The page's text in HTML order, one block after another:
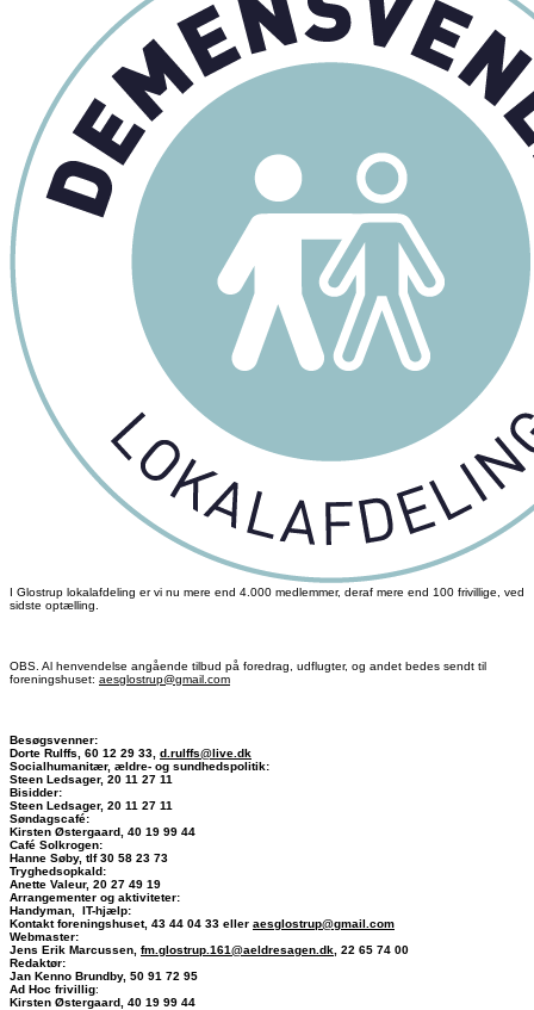
I Glostrup lokalafdeling er vi nu mere end 4.000 medlemmer, deraf mere end 100 frivillige, ved
sidste optælling.
OBS. Al henvendelse angående tilbud på foredrag, udflugter, og andet bedes sendt til
foreningshuset: aesglostrup@gmail.com
Besøgsvenner:
Dorte Rulffs, 60 12 29 33, d.rulffs@live.dk
Socialhumanitær, ældre- og sundhedspolitik:
Steen Ledsager, 20 11 27 11
Bisidder:
Steen Ledsager, 20 11 27 11
Søndagscafé:
Kirsten Østergaard, 40 19 99 44
Café Solkrogen:
Hanne Søby, tlf 30 58 23 73
Tryghedsopkald:
Anette Valeur, 20 27 49 19
Arrangementer og aktiviteter:
Handyman, IT-hjælp:
Kontakt foreningshuset, 43 44 04 33 eller aesglostrup@gmail.com
Webmaster:
Jens Erik Marcussen, fm.glostrup.161@aeldresagen.dk , 22 65 74 00
Redaktør:
Jan Kenno Brundby, 50 91 72 95
Ad Hoc frivillig:
Kirsten Østergaard, 40 19 99 44